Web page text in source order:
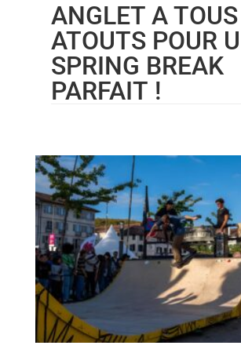
ANGLET A
ATOUTS POUR
SPRING BREAK
PARFAIT !